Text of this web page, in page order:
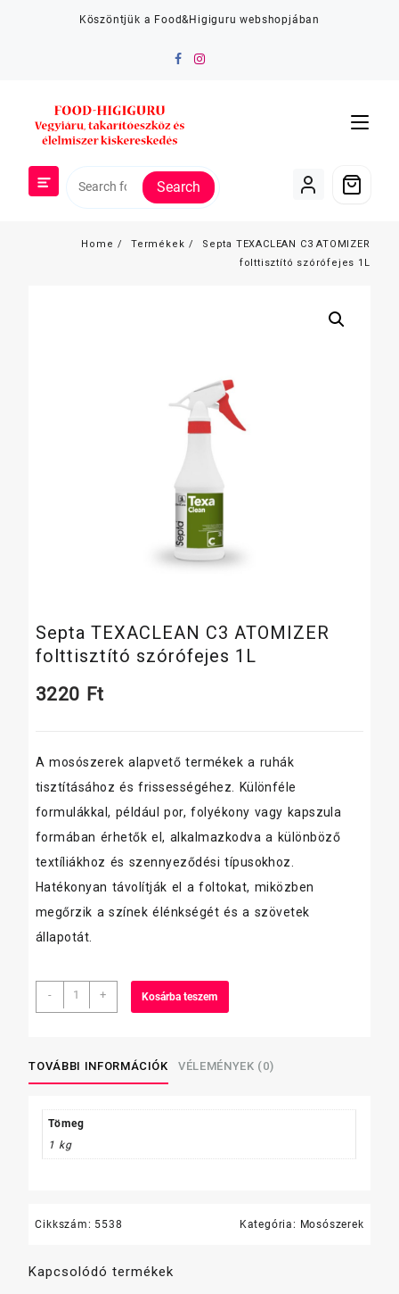
Köszöntjük a Food&Higiguru webshopjában
Search
Home Termékek
Septa TEXACLEAN C3 ATOMIZER
folttisztító szórófejes 1L
Septa TEXACLEAN C3 ATOMIZER
folttisztító szórófejes 1L
3220 Ft
A mosószerek alapvető termékek a ruhák
tisztításához és frissességéhez. Különféle
formulákkal, például por, folyékony vagy kapszula
formában érhetők el, alkalmazkodva a különböző
textíliákhoz és szennyeződési típusokhoz.
Hatékonyan távolítják el a foltokat, miközben
megőrzik a színek élénkségét és a szövetek
állapotát.
-
Septa
TEXACLEAN
folttisztító
szórófejes
mennyiség
+ Kosárba teszem
TOVÁBBI INFORMÁCIÓK VÉLEMÉNYEK (0)
Tömeg
1 kg
Cikkszám: 5538 Kategória: Mosószerek
Kapcsolódó termékek